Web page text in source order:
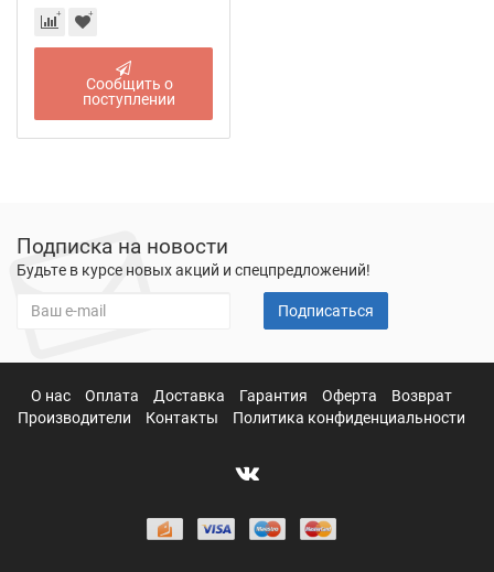
Сообщить о
поступлении
Подписка на новости
Будьте в курсе новых акций и спецпредложений!
Подписаться
О нас Оплата Доставка Гарантия Оферта
Возврат
Производители
Контакты Политика конфиденциальности